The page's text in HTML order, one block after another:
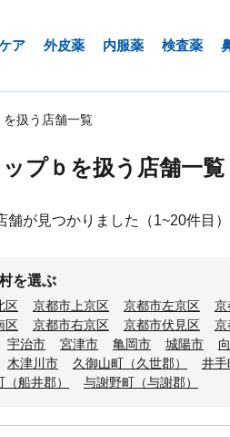
ア 外皮薬 内服薬 検査薬
扱う店舗一覧
プｂを扱う店舗一覧
舗が見つかりました （1~20件目）
を選ぶ
区 京都市上京区 京都市左京区 京
区
京都市右京区 京都市伏見区 京
宇治市 宮津市 亀岡市 城陽市
木津川市 久御山町（久世郡） 井手
船井郡）
与謝野町（与謝郡）